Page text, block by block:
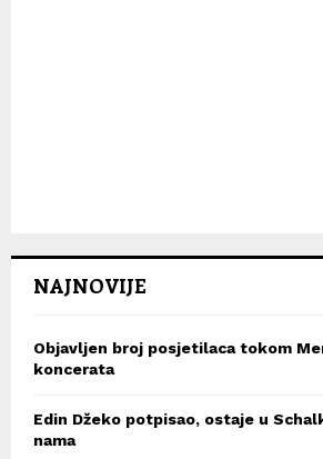
NAJNOVIJE
Objavljen broj posjetilaca tokom
koncerata
Edin Džeko potpisao, ostaje u
nama